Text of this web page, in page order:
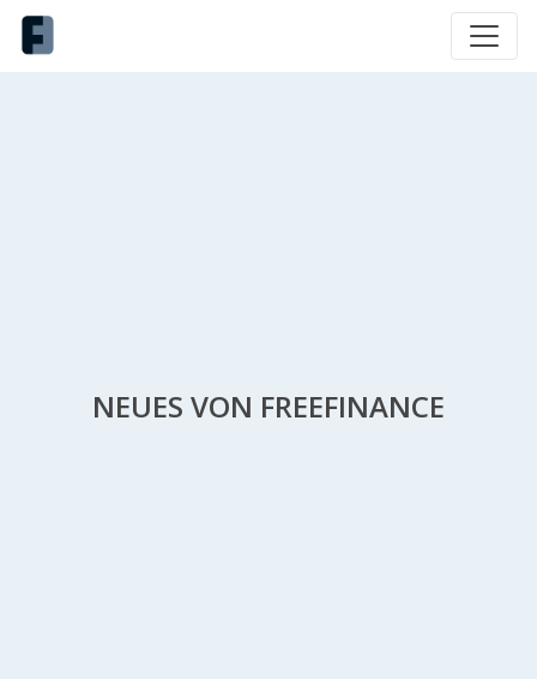
NEUES VON FREEFINANCE